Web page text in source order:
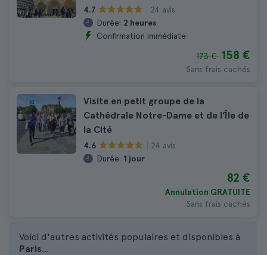
4.7
24 avis
Durée: 2 heures
Confirmation immédiate
173 € 158 €
Sans frais cachés
Visite en petit groupe de la
Cathédrale Notre‑Dame et de l’Île de
la Cité
4.6
24 avis
Durée: 1 jour
82 €
Annulation GRATUITE
Sans frais cachés
Voici d'autres activités populaires et disponibles à
Paris...